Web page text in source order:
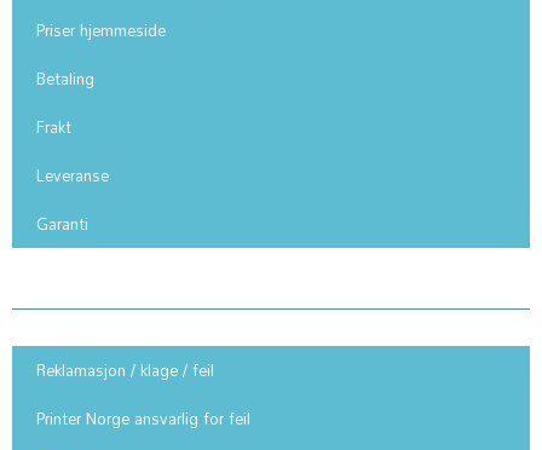
Priser hjemmeside
Betaling
Frakt
Leveranse
Garanti
Reklamasjon / klage / feil
Printer Norge ansvarlig for feil